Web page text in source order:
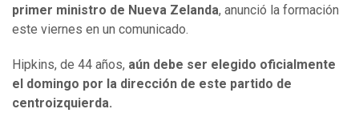
primer ministro de Nueva Zelanda, anunció la formación
este viernes en un comunicado.
Hipkins, de 44 años, aún debe ser elegido oficialmente
el domingo por la dirección de este partido de
centroizquierda.